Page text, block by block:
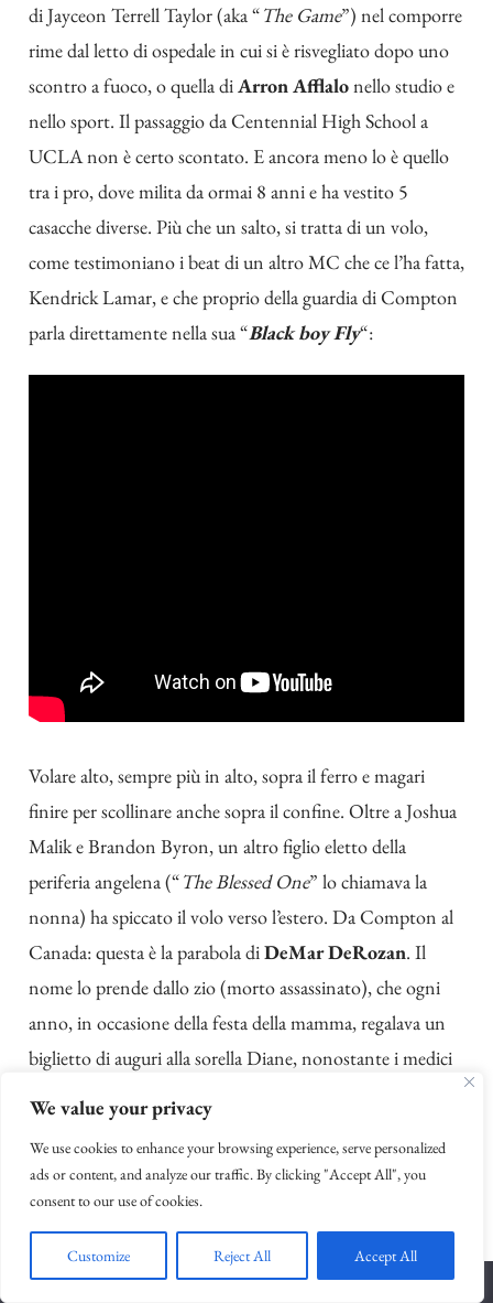
We value your privacy
We use cookies to enhance your browsing experience, serve personalized
ads or content, and analyze our traffic. By clicking "Accept All", you
consent to our use of cookies.
Customize Reject All Accept All
di Jayceon Terrell Taylor (aka “The Game”) nel comporre
rime dal letto di ospedale in cui si è risvegliato dopo uno
scontro a fuoco, o quella di Arron Afflalo nello studio e
nello sport. Il passaggio da Centennial High School a
UCLA non è certo scontato. E ancora meno lo è quello
tra i pro, dove milita da ormai 8 anni e ha vestito 5
casacche diverse. Più che un salto, si tratta di un volo,
come testimoniano i beat di un altro MC che ce l’ha fatta,
Kendrick Lamar, e che proprio della guardia di Compton
parla direttamente nella sua “Black boy Fly“:
Volare alto, sempre più in alto, sopra il ferro e magari
finire per scollinare anche sopra il confine. Oltre a Joshua
Malik e Brandon Byron, un altro figlio eletto della
periferia angelena (“The Blessed One” lo chiamava la
nonna) ha spiccato il volo verso l’estero. Da Compton al
Canada: questa è la parabola di DeMar DeRozan. Il
nome lo prende dallo zio (morto assassinato), che ogni
anno, in occasione della festa della mamma, regalava un
biglietto di auguri alla sorella Diane, nonostante i medici
nato DeMar. Il ragazzo cresce in fretta, tra l’amore di una
nonna, Barbara, fan sfegatata di Allen Iverson e la prima
schiacciata, incredulo, a soli 12 anni, in testa a un papà,
Frank, che lo tiene lontano dalle cattive compagnie. Con
lo sviluppo crescono anche le aspettative ma insieme alle